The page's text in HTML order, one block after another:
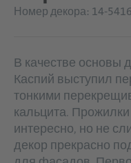
Номер декора: 14-
В качестве основы
Каспий выступил
тонкими
кальцита.
интересно, но не
декор прекрасно